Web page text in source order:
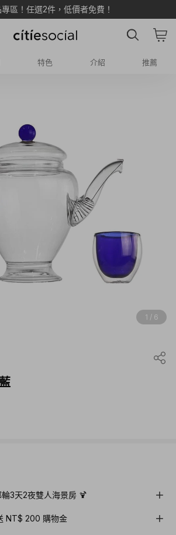
區！任選2件，低價者免費！
特色 介紹 推薦
1 / 6
3天2夜雙人海景房 🍹
NT$ 200 購物金